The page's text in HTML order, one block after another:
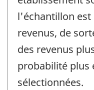
l'échantillon est
revenus, de
des revenus
probabilité plus
sélectionnées.